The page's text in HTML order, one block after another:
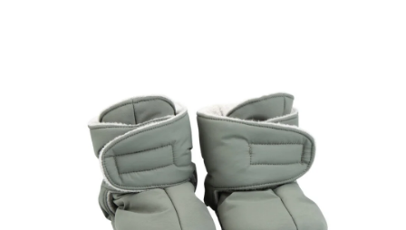
AUTOPOTAHY ŠITÉ NA MÍRU
AUTODOPLŇKY